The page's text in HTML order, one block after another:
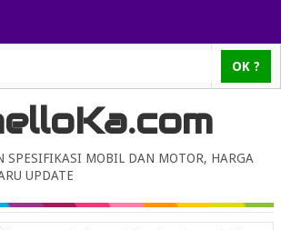
SPESIFIKASI MOBIL DAN MOTOR, HARGA
UPDATE